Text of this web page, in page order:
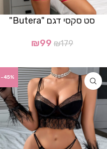
סט סקסי דגם "Butera"
₪179
₪99
-45%